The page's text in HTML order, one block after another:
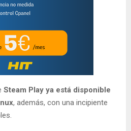
Steam Play ya está disponible
, además, con una incipiente